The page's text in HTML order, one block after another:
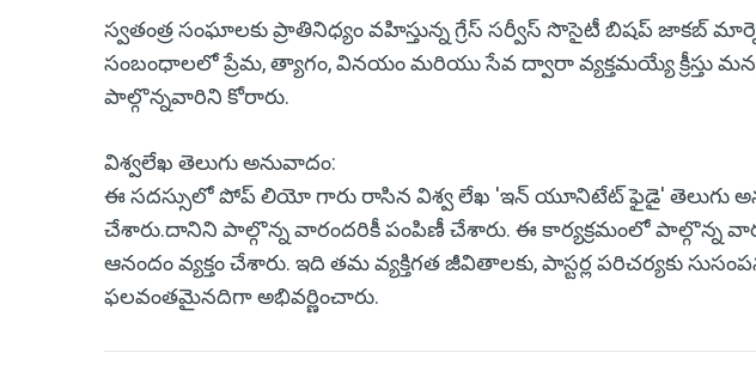
స్వతంత్ర సంఘాలకు ప్రాతినిధ్యం వహిస్తున్న గ్రేస్ సర్వీస్ సొసైటీ బిషప్ జాకబ్
సంబంధాలలో ప్రేమ, త్యాగం, వినయం మరియు సేవ ద్వారా వ్యక్తమయ్యే క్రీస్తు
పాల్గొన్నవారిని కోరారు.
విశ్వలేఖ తెలుగు అనువాదం:
ఈ సదస్సులో పోప్ లియో గారు రాసిన విశ్వ లేఖ 'ఇన్ యూనిటేట్ ఫైడై' తెలుగు
చేశారు.దానిని పాల్గొన్న వారందరికీ పంపిణీ చేశారు. ఈ కార్యక్రమంలో పాల్గొన్న
ఆనందం వ్యక్తం చేశారు. ఇది తమ వ్యక్తిగత జీవితాలకు, పాస్టర్ల పరిచర్యకు
ఫలవంతమైనదిగా అభివర్ణించారు.